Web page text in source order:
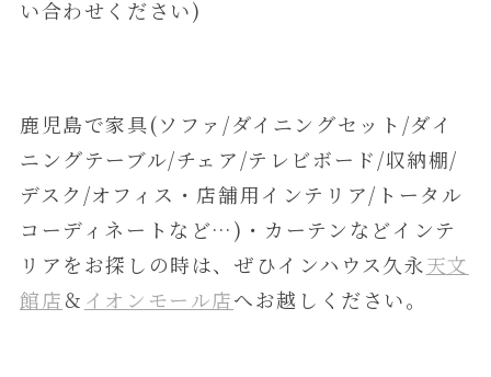
い合わせください)
鹿児島で家具(ソファ/ダイニングセット/ダイ
ニングテーブル/チェア/テレビボード/収納棚/
デスク/オフィス・店舗用インテリア/トータル
コーディネートなど…)・カーテンなどインテ
リアをお探しの時は、ぜひインハウス久永天文
館店＆ イオンモール店へお越しください。